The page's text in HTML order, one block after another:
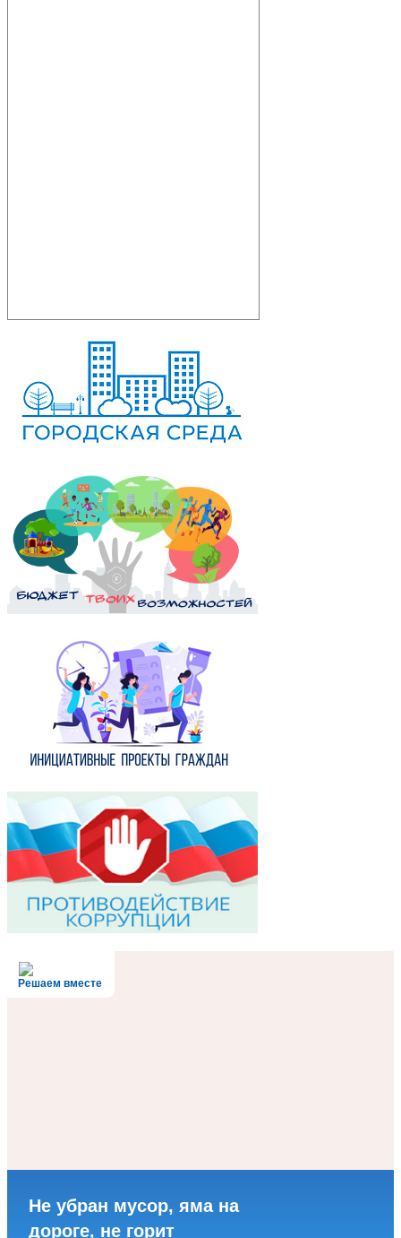
Решаем вместе
Не убран мусор, яма на
дороге, не горит